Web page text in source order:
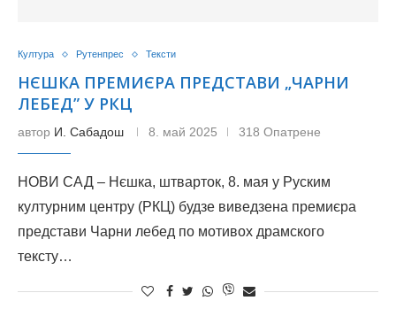
Култура Рутенпрес Тексти
НЄШКА ПРЕМИЄРА ПРЕДСТАВИ „ЧАРНИ
ЛЕБЕД” У РКЦ
автор И. Сабадош 8. май 2025 318 Опатрене
НОВИ САД – Нєшка, штварток, 8. мая у Руским
културним центру (РКЦ) будзе виведзена премиєра
представи Чарни лебед по мотивох драмского
тексту…